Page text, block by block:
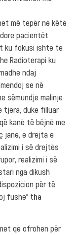
më tepër në këtë
pacientët
ku fokusi ishte te
Radioterapi ku
ndaj
se në
sëmundje malinje
tjera, duke filluar
kanë të bëjnë me
janë, e drejta e
i së drejtës
realizimi i së
nga dikush
për të
fushe” tha
që ofrohen për